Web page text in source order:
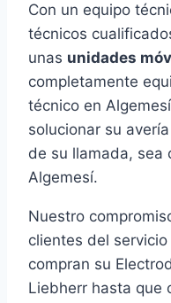
Con un equipo
técnicos
unas unidades
completamente
técnico en
solucionar su
de su llamada, sea
Algemesí.
Nuestro
clientes del
compran su
Liebherr hasta que